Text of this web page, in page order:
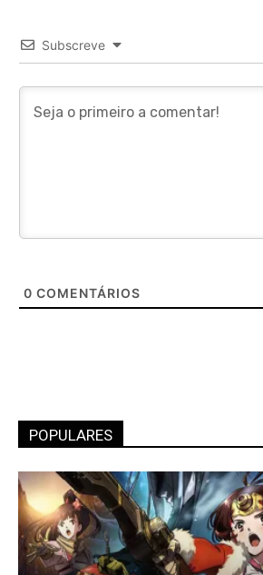
Subscreve
0 COMENTÁRIOS
POPULARES